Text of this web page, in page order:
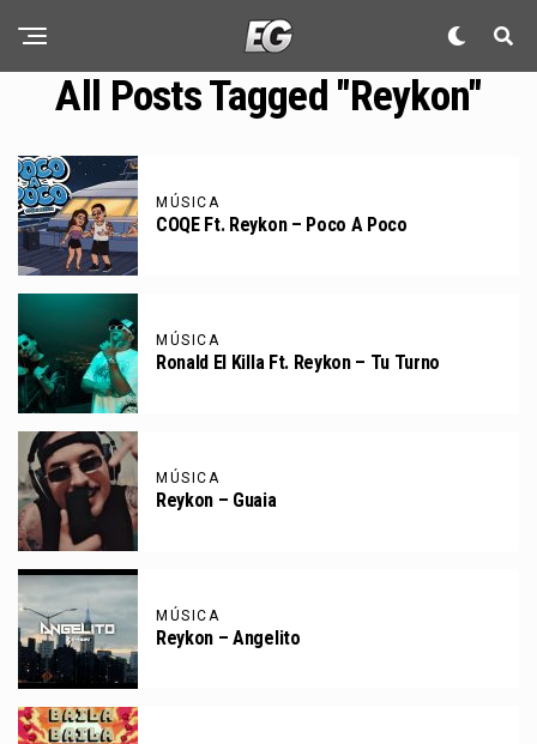
All Posts Tagged "Reykon"
MÚSICA
COQE Ft. Reykon – Poco A Poco
MÚSICA
Ronald El Killa Ft. Reykon – Tu Turno
MÚSICA
Reykon – Guaia
MÚSICA
Reykon – Angelito